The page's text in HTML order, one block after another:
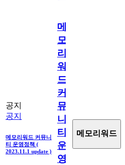
공지
공지
메모리워드 커뮤니
티 운영정책 (
2023.11.1 update )
메
모
리
워
드
커
뮤
니
티
운
영
메모리워드